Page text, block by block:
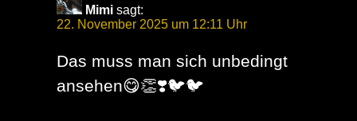
Mimi sagt:
22. November 2025 um 12:11 Uhr
Das muss man sich unbedingt
ansehen😋👏❣️🐦🐦